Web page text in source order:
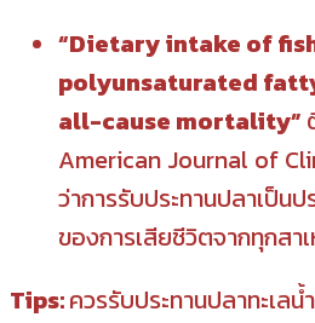
“Dietary intake of
polyunsaturated
all-cause mortality”
American Journal of
ว่าการรับประทานปลาเป็น
ของการเสียชีวิตจากทุกสา
Tips:ควรรับประทานปลาทะเล